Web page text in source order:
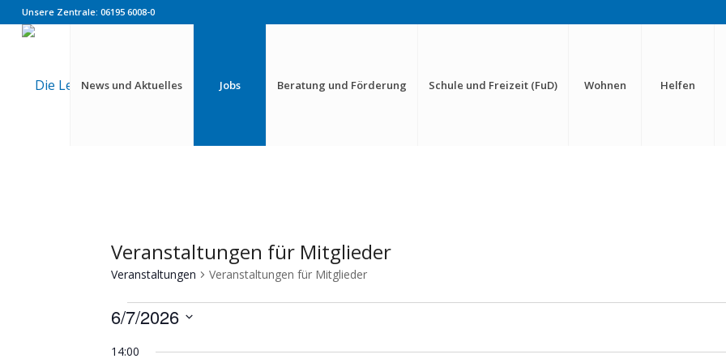
Unsere Zentrale: 06195 6008-0
News und Aktuelles Jobs Beratung und Förderung Schule und Freizeit (FuD) Wohnen Helfen
Veranstaltungen für Mitglieder
Veranstaltungen Veranstaltungen für Mitglieder
Veranstaltungen
für
Juni
6/7/2026
14:00